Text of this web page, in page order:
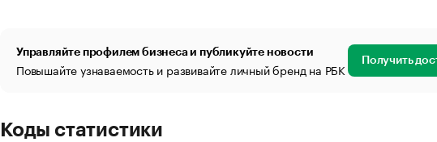
Управляйте профилем бизнеса и публикуйте новости
Повышайте узнаваемость и развивайте личный бренд на РБК Получить
Коды статистики